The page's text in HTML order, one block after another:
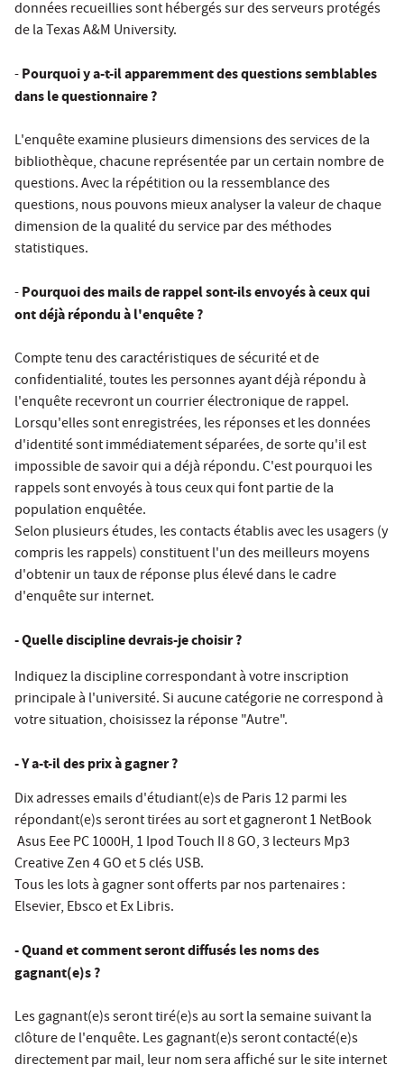
données recueillies sont hébergés sur des serveurs protégés
de la Texas A&M University.
-Pourquoi y a-t-il apparemment des questions semblables
dans le questionnaire ?
L'enquête examine plusieurs dimensions des services de la
bibliothèque, chacune représentée par un certain nombre de
questions. Avec la répétition ou la ressemblance des
questions, nous pouvons mieux analyser la valeur de chaque
dimension de la qualité du service par des méthodes
statistiques.
-Pourquoi des mails de rappel sont-ils envoyés à ceux qui
ont déjà répondu à l'enquête ?
Compte tenu des caractéristiques de sécurité et de
confidentialité, toutes les personnes ayant déjà répondu à
l'enquête recevront un courrier électronique de rappel.
Lorsqu'elles sont enregistrées, les réponses et les données
d'identité sont immédiatement séparées, de sorte qu'il est
impossible de savoir qui a déjà répondu. C'est pourquoi les
rappels sont envoyés à tous ceux qui font partie de la
population enquêtée.
Selon plusieurs études, les contacts établis avec les usagers (y
compris les rappels) constituent l'un des meilleurs moyens
d'obtenir un taux de réponse plus élevé dans le cadre
d'enquête sur internet.
- Quelle discipline devrais-je choisir ?
Indiquez la discipline correspondant à votre inscription
principale à l'université. Si aucune catégorie ne correspond à
votre situation, choisissez la réponse "Autre".
- Y a-t-il des prix à gagner ?
Dix adresses emails d'étudiant(e)s de Paris 12 parmi les
répondant(e)s seront tirées au sort et gagneront 1 NetBook
Asus Eee PC 1000H, 1 Ipod Touch II 8 GO, 3 lecteurs Mp3
Creative Zen 4 GO et 5 clés USB.
Tous les lots à gagner sont offerts par nos partenaires :
Elsevier, Ebsco et Ex Libris.
- Quand et comment seront diffusés les noms des
gagnant(e)s ?
Les gagnant(e)s seront tiré(e)s au sort la semaine suivant la
clôture de l'enquête. Les gagnant(e)s seront contacté(e)s
directement par mail, leur nom sera affiché sur lesite internet